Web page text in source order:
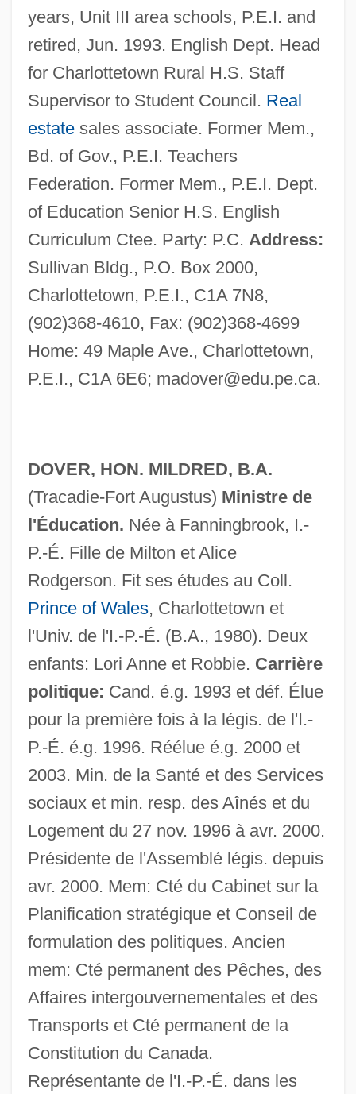
years, Unit III area schools, P.E.I. and
retired, Jun. 1993. English Dept. Head
for Charlottetown Rural H.S. Staff
Supervisor to Student Council. Real
estatesales associate. Former Mem.,
Bd. of Gov., P.E.I. Teachers
Federation. Former Mem., P.E.I. Dept.
of Education Senior H.S. English
Curriculum Ctee. Party: P.C. Address:
Sullivan Bldg., P.O. Box 2000,
Charlottetown, P.E.I., C1A 7N8,
(902)368-4610, Fax: (902)368-4699
Home: 49 Maple Ave., Charlottetown,
P.E.I., C1A 6E6; madover@edu.pe.ca.
DOVER, HON. MILDRED, B.A.
(Tracadie-Fort Augustus) Ministre de
l'Éducation. Née à Fanningbrook, I.-
P.-É. Fille de Milton et Alice
Rodgerson. Fit ses études au Coll.
Prince of Wales, Charlottetown et
l'Univ. de l'I.-P.-É. (B.A., 1980). Deux
enfants: Lori Anne et Robbie. Carrière
politique: Cand. é.g. 1993 et déf. Élue
pour la première fois à la légis. de l'I.-
P.-É. é.g. 1996. Réélue é.g. 2000 et
2003. Min. de la Santé et des Services
sociaux et min. resp. des Aînés et du
Logement du 27 nov. 1996 à avr. 2000.
Présidente de l'Assemblé légis. depuis
avr. 2000. Mem: Cté du Cabinet sur la
Planification stratégique et Conseil de
formulation des politiques. Ancien
mem: Cté permanent des Pêches, des
Affaires intergouvernementales et des
Transports et Cté permanent de la
Constitution du Canada.
Représentante de l'I.-P.-É. dans les